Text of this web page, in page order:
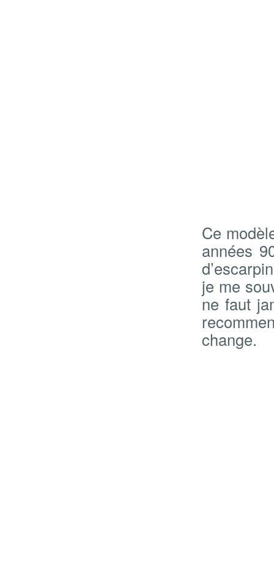
Ce
années
je me
ne faut
change.